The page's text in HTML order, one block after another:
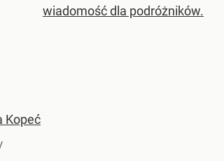
wiadomość dla podróżników.
Kopeć